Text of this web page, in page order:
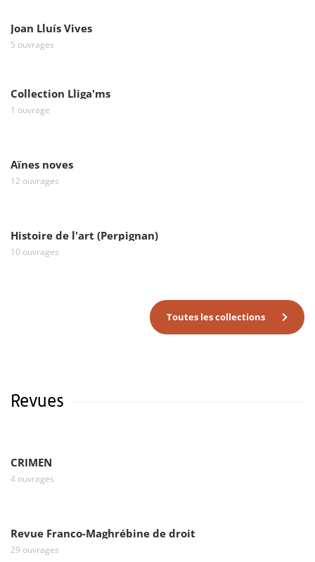
Joan Lluís Vives
5 ouvrages
Collection Lliga'ms
1 ouvrage
Aïnes noves
12 ouvrages
Histoire de l'art (Perpignan)
10 ouvrages
Toutes les collections
Revues
CRIMEN
4 ouvrages
Revue Franco-Maghrébine de droit
29 ouvrages